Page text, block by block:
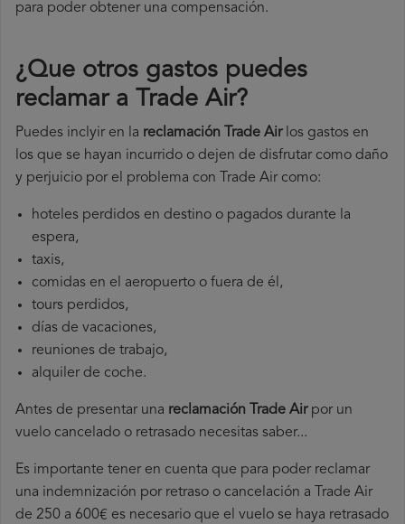
para poder obtener una compensación.
¿Que otros gastos puedes
reclamar a Trade Air​?
Puedes inclyir en la reclamación Trade Airlos gastos en
los que se hayan incurrido o dejen de disfrutar como daño
y perjuicio por el problema con Trade Air como:
hoteles perdidos en destino o pagados durante la
espera,
taxis,
comidas en el aeropuerto o fuera de él,
tours perdidos,
días de vacaciones,
reuniones de trabajo,
alquiler de coche.
Antes de presentar una reclamación Trade Airpor un
vuelo cancelado o retrasado necesitas saber...
Es importante tener en cuenta que para poder reclamar
una indemnización por retraso o cancelación a Trade Air
de 250 a 600€ es necesario que el vuelo se haya retrasado